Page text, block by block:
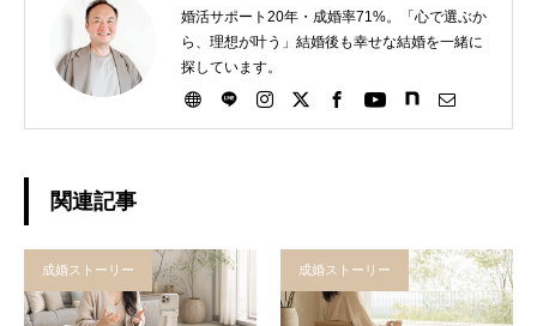
婚活サポート20年・成婚率71%。「心で選ぶか
ら、理想が叶う」結婚後も幸せな結婚を一緒に
探しています。
関連記事
成婚ストーリー 成婚ストーリー